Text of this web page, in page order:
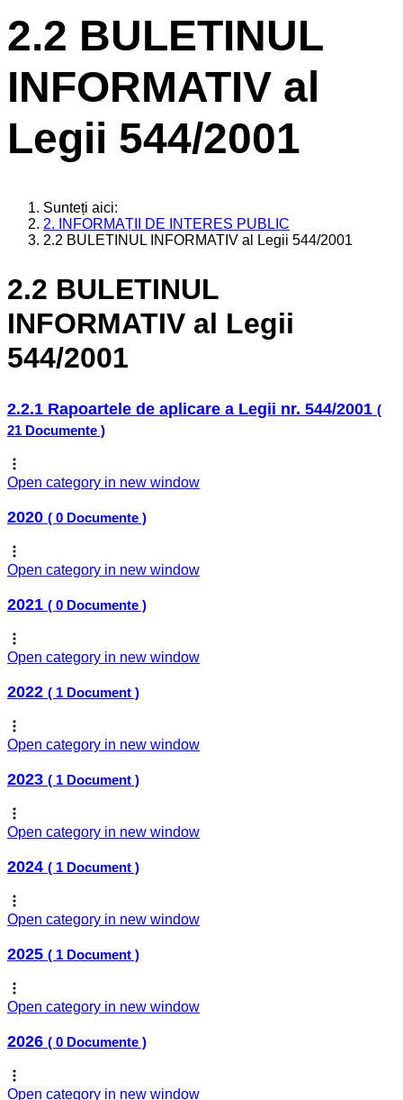
2.2 BULETINUL
INFORMATIV al
Legii 544/2001
Sunteți aici:
2. INFORMAȚII DE INTERES PUBLIC
2.2 BULETINUL INFORMATIV al Legii 544/2001
2.2 BULETINUL
INFORMATIV al Legii
544/2001
2.2.1 Rapoartele de aplicare a Legii nr. 544/2001 (
21 Documente )
Open category in new window
2020 ( 0 Documente )
Open category in new window
2021 ( 0 Documente )
Open category in new window
2022 ( 1 Document )
Open category in new window
2023 ( 1 Document )
Open category in new window
2024 ( 1 Document )
Open category in new window
2025 ( 1 Document )
Open category in new window
2026 ( 0 Documente )
Open category in new window